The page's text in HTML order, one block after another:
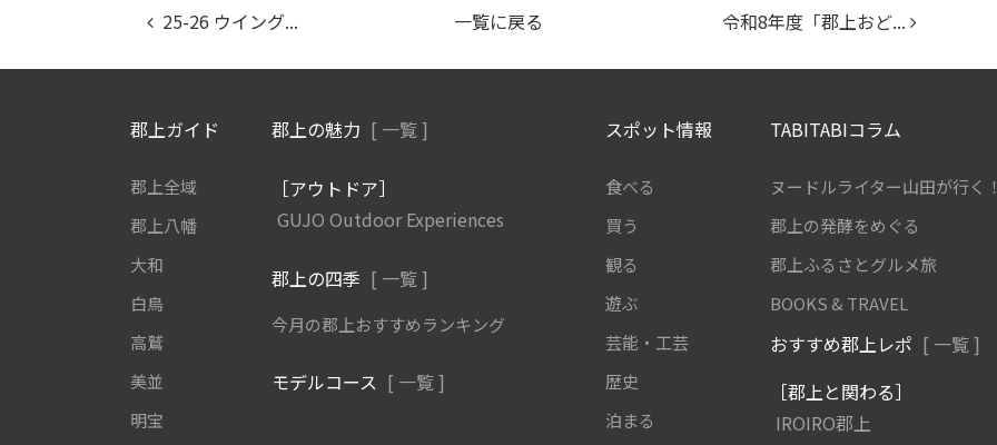
25-26 ウイング... 一覧に戻る 令和8年度「郡上おど...
郡上ガイド
郡上全域
郡上八幡
大和
白鳥
高鷲
美並
明宝
郡上の魅力 [ 一覧 ]
［アウトドア］
GUJO Outdoor Experiences
郡上の四季 [ 一覧 ]
今月の郡上おすすめランキング
モデルコース [ 一覧 ]
スポット情報
食べる
買う
観る
遊ぶ
芸能・工芸
歴史
泊まる
TABITABIコラム
ヌードルライター山田が行く！
郡上の発酵をめぐる
郡上ふるさとグルメ旅
BOOKS & TRAVEL
おすすめ郡上レポ [ 一覧 ]
［郡上と関わる］
IROIRO郡上